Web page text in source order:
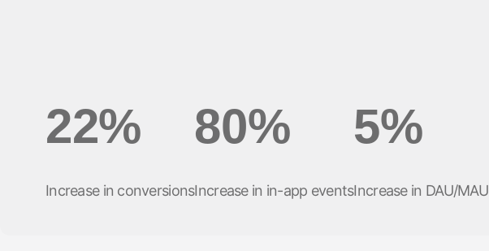
オーディエンスセグメンテーシ
ョン
プロダクト分析
22%
Increase in conversions
80%
Increase in in-app events
5%
Increase in DAU/MAU